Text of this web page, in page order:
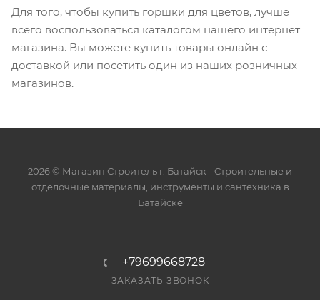
Для того, чтобы купить горшки для цветов, лучше
всего воспользоваться каталогом нашего интернет
магазина. Вы можете купить товары онлайн с
доставкой или посетить один из наших розничных
магазинов.
2026 © Магазин Строитель г. Батайск - Cтроительные и
отделочные материалы, инструменты и сантехника в
Батайске
+79699668728
ЗАКАЗАТЬ ЗВОНОК